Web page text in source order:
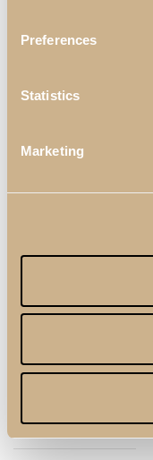
Preferences
Statistics
Marketing